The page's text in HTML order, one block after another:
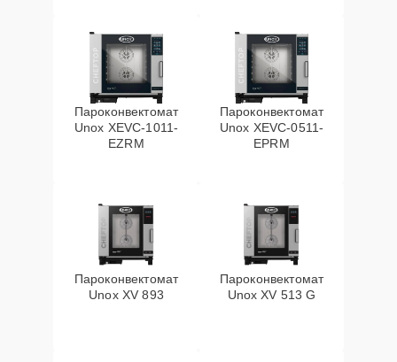
Пароконвектомат
Unox XEVC-1011-
EZRM
Пароконвектомат
Unox XEVC-0511-
EPRM
Пароконвектомат
Unox XV 893
Пароконвектомат
Unox XV 513 G